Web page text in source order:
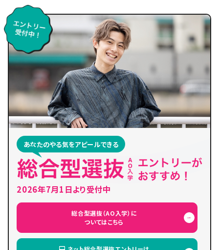
あなたのやる気をアピールできる
2026年7月1日より受付中
総合型選抜（AO入学）に
ついてはこちら